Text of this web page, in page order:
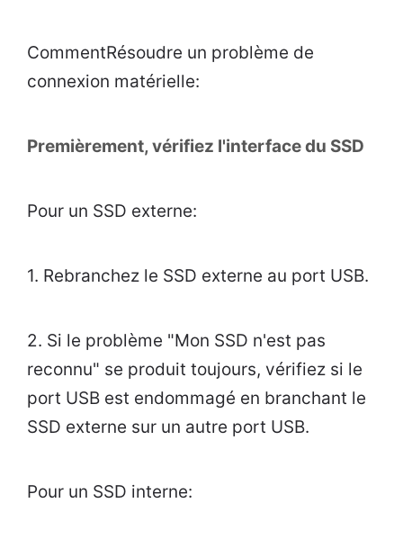
CommentRésoudre un problème de
connexion matérielle:
Premièrement, vérifiez l'interface du SSD
Pour un SSD externe:
1. Rebranchez le SSD externe au port USB.
2. Si le problème "Mon SSD n'est pas
reconnu" se produit toujours, vérifiez si le
port USB est endommagé en branchant le
SSD externe sur un autre port USB.
Pour un SSD interne: